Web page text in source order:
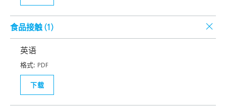
食品接触 (1)
英语
格式: PDF
下载